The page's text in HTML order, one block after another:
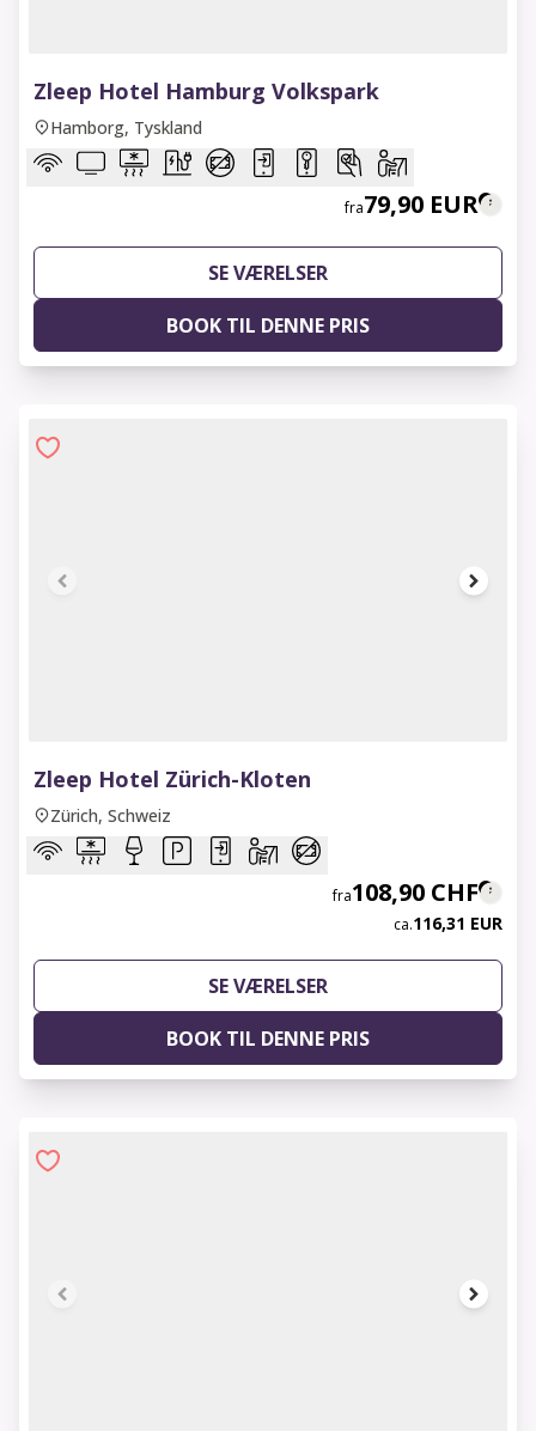
Zleep Hotel Hamburg Volkspark
Hamborg, Tyskland
fra79,90 EUR
SE VÆRELSER
BOOK TIL DENNE PRIS
Zleep Hotel Zürich-Kloten
Zürich, Schweiz
fra108,90 CHF
ca.116,31 EUR
SE VÆRELSER
BOOK TIL DENNE PRIS